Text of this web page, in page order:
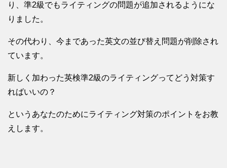
り、準2級でもライティングの問題が追加されるようにな
りました。
その代わり、今まであった英文の並び替え問題が削除され
ています。
新しく加わった英検準2級のライティングってどう対策す
ればいいの？
というあなたのためにライティング対策のポイントをお教
えします。